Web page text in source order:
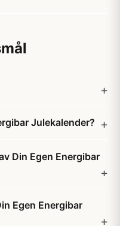
Julekalender?
Din Egen Energibar
Egen Energibar